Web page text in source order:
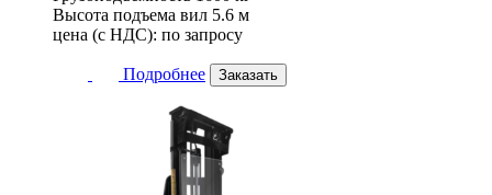
Высота подъема вил 5.6 м
цена (с НДС): по запросу
Подробнее Заказать